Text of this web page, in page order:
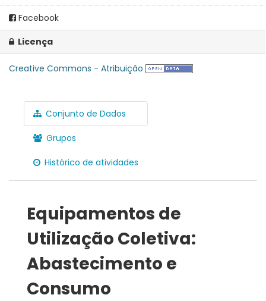
Facebook
Licença
Creative Commons - Atribuição
Conjunto de Dados
Grupos
Histórico de atividades
Equipamentos de
Utilização Coletiva:
Abastecimento e
Consumo